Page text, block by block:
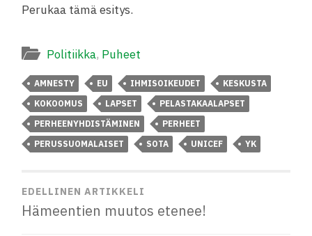
Perukaa tämä esitys.
Politiikka, Puheet
AMNESTY EU IHMISOIKEUDET
KESKUSTA
KOKOOMUS
LAPSET
PELASTAKAALAPSET
PERHEENYHDISTÄMINEN
PERHEET
PERUSSUOMALAISET
SOTA UNICEF YK
EDELLINEN ARTIKKELI
Hämeentien muutos etenee!